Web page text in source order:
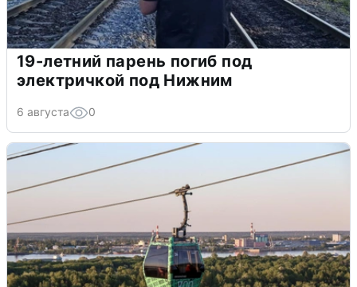
19-летний парень погиб под
электричкой под Нижним
6 августа 0